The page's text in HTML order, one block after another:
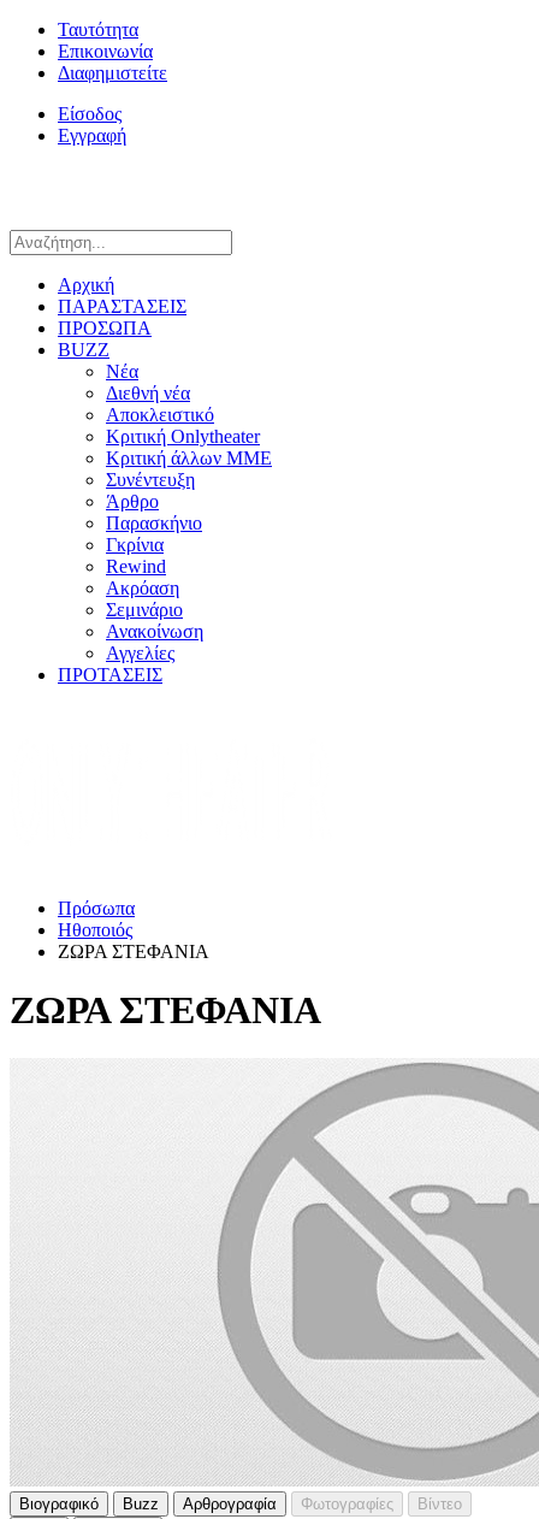
Ταυτότητα
Επικοινωνία
Διαφημιστείτε
Είσοδος
Εγγραφή
Αρχική
ΠΑΡΑΣΤΑΣΕΙΣ
ΠΡΟΣΩΠΑ
BUZZ
Νέα
Διεθνή νέα
Αποκλειστικό
Κριτική Onlytheater
Κριτική άλλων ΜΜΕ
Συνέντευξη
Άρθρο
Παρασκήνιο
Γκρίνια
Rewind
Ακρόαση
Σεμινάριο
Ανακοίνωση
Αγγελίες
ΠΡΟΤΑΣΕΙΣ
Πρόσωπα
Ηθοποιός
ΖΩΡΑ ΣΤΕΦΑΝΙΑ
ΖΩΡΑ ΣΤΕΦΑΝΙΑ
Βιογραφικό Buzz Αρθρογραφία Φωτογραφίες
Βίντεο